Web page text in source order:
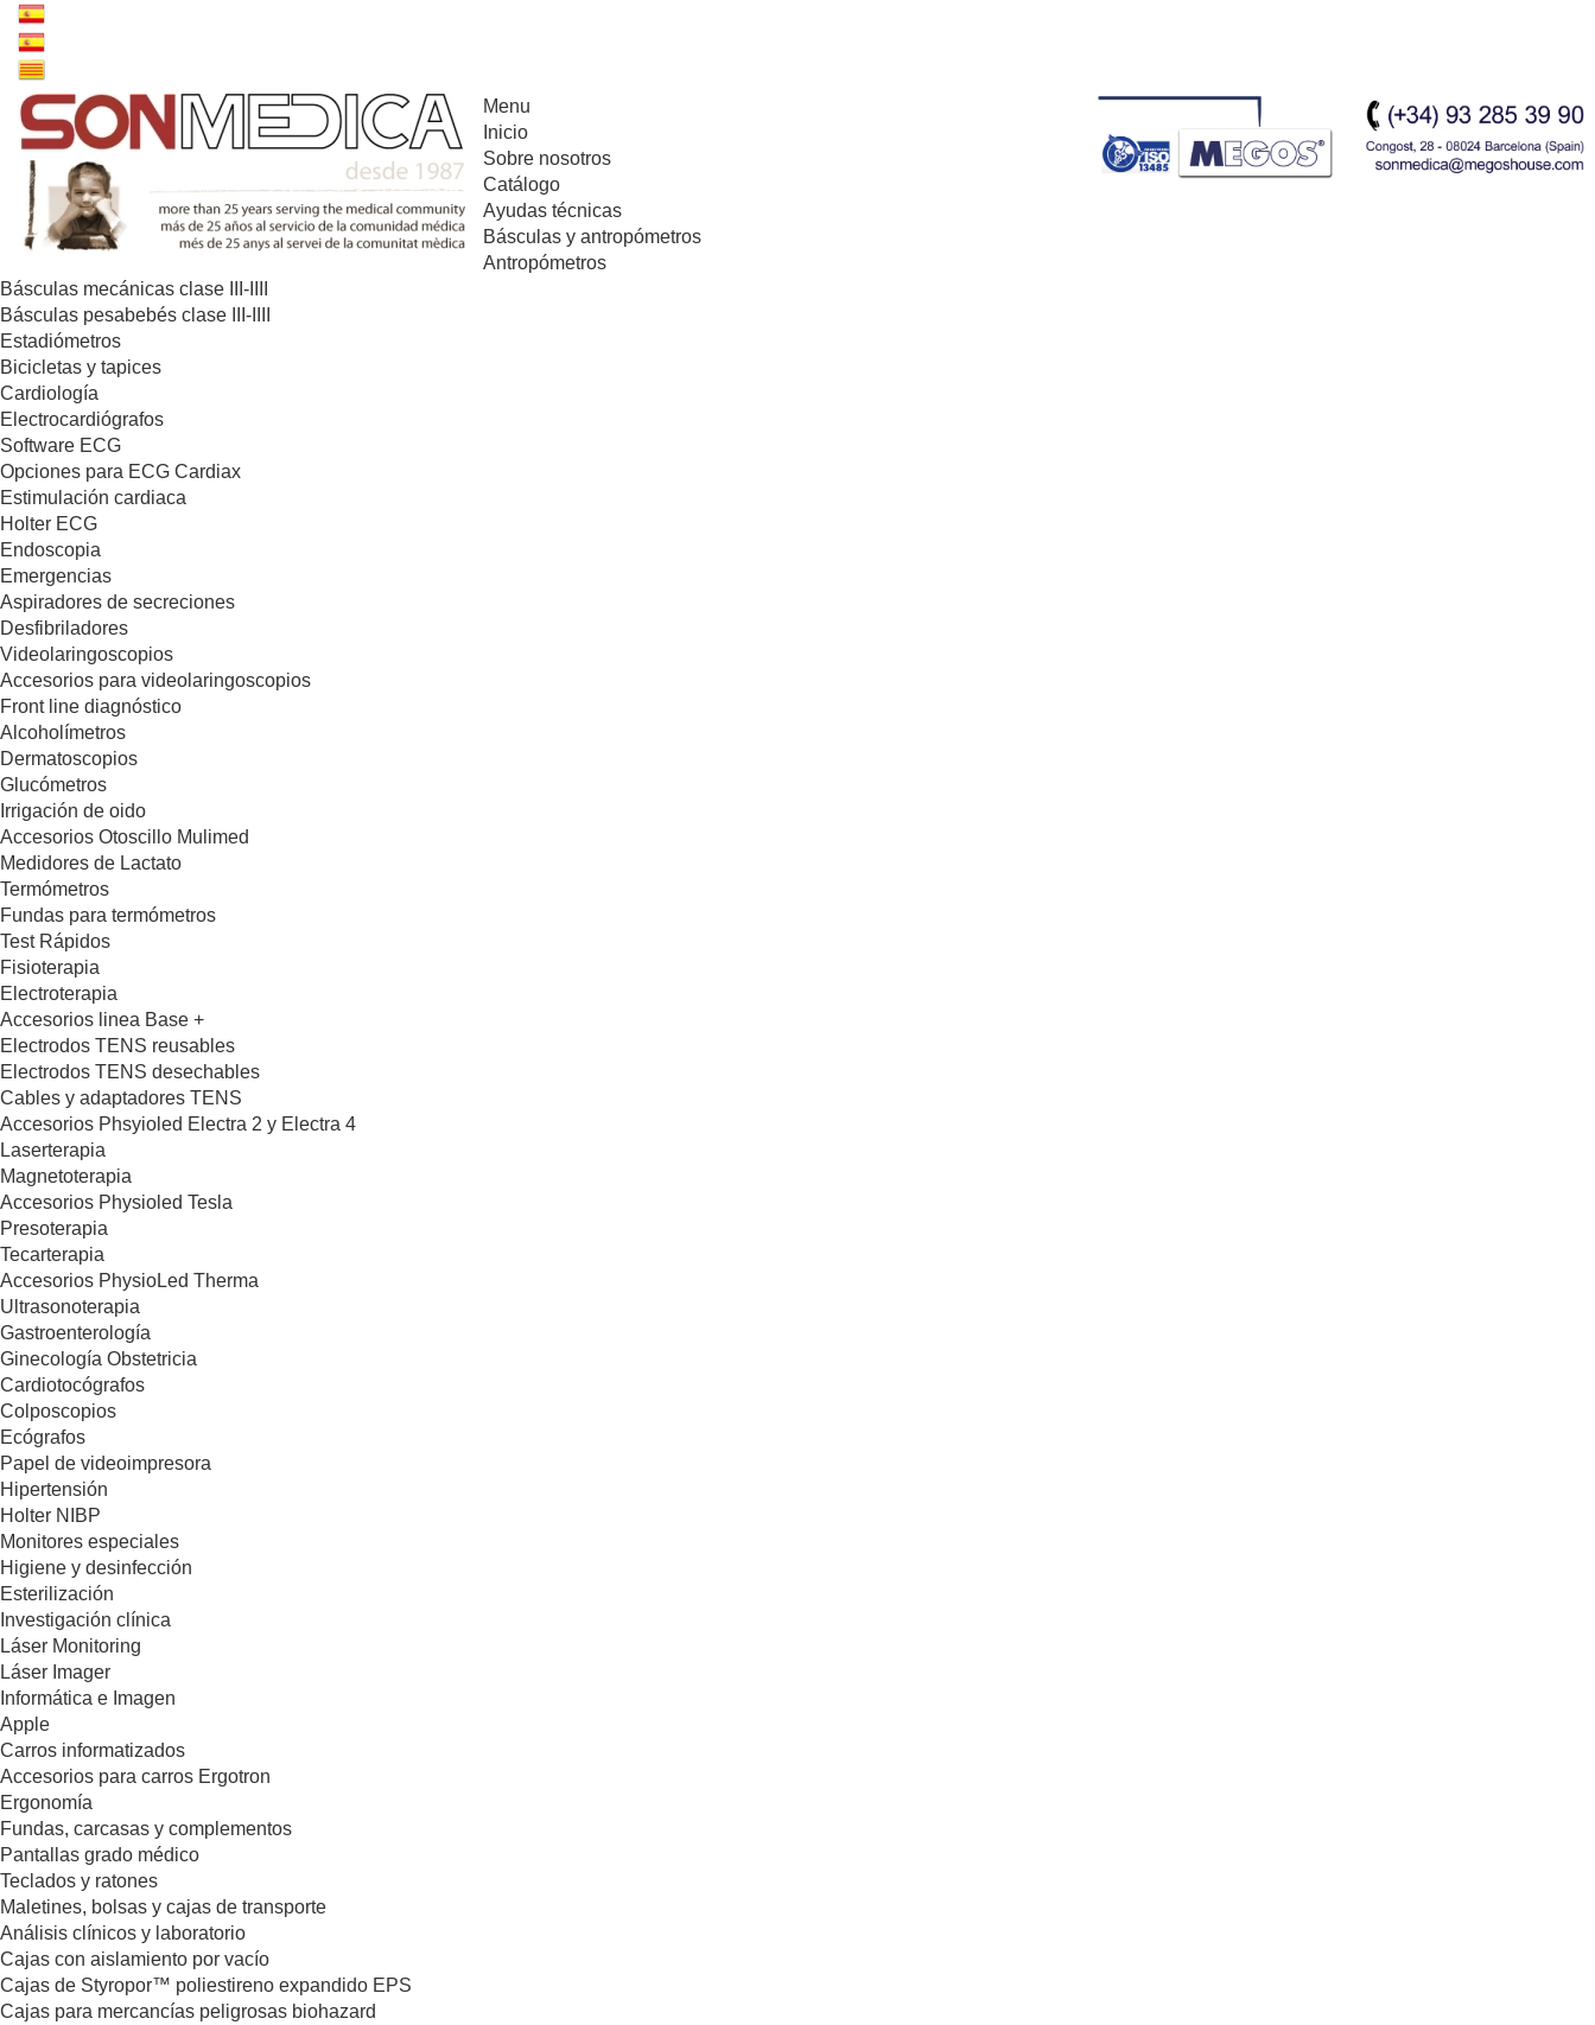
Menu
Inicio
Sobre nosotros
Catálogo
Ayudas técnicas
Básculas y antropómetros
Antropómetros
Básculas mecánicas clase III-IIII
Básculas pesabebés clase III-IIII
Estadiómetros
Bicicletas y tapices
Cardiología
Electrocardiógrafos
Software ECG
Opciones para ECG Cardiax
Estimulación cardiaca
Holter ECG
Endoscopia
Emergencias
Aspiradores de secreciones
Desfibriladores
Videolaringoscopios
Accesorios para videolaringoscopios
Front line diagnóstico
Alcoholímetros
Dermatoscopios
Glucómetros
Irrigación de oido
Accesorios Otoscillo Mulimed
Medidores de Lactato
Termómetros
Fundas para termómetros
Test Rápidos
Fisioterapia
Electroterapia
Accesorios linea Base +
Electrodos TENS reusables
Electrodos TENS desechables
Cables y adaptadores TENS
Accesorios Phsyioled Electra 2 y Electra 4
Laserterapia
Magnetoterapia
Accesorios Physioled Tesla
Presoterapia
Tecarterapia
Accesorios PhysioLed Therma
Ultrasonoterapia
Gastroenterología
Ginecología Obstetricia
Cardiotocógrafos
Colposcopios
Ecógrafos
Papel de videoimpresora
Hipertensión
Holter NIBP
Monitores especiales
Higiene y desinfección
Esterilización
Investigación clínica
Láser Monitoring
Láser Imager
Informática e Imagen
Apple
Carros informatizados
Accesorios para carros Ergotron
Ergonomía
Fundas, carcasas y complementos
Pantallas grado médico
Teclados y ratones
Maletines, bolsas y cajas de transporte
Análisis clínicos y laboratorio
Cajas con aislamiento por vacío
Cajas de Styropor™ poliestireno expandido EPS
Cajas para mercancías peligrosas biohazard